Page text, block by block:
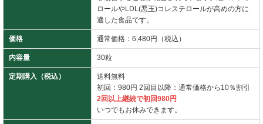
ロールやLDL(悪玉)コレステロールが高めの方に
適した食品です。
価格 通常価格：6,480円（税込）
内容量 30粒
定期購入（税込）
送料無料
初回：980円 2回目以降：通常価格から10％割引
2回以上継続で初回980円
いつでもお休みできます。